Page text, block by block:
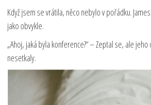
Když jsem se vrátila, něco nebylo v pořádku.
jako obvykle.
„Ahoj, jaká byla konference?“ – Zeptal se, ale
nesetkaly.